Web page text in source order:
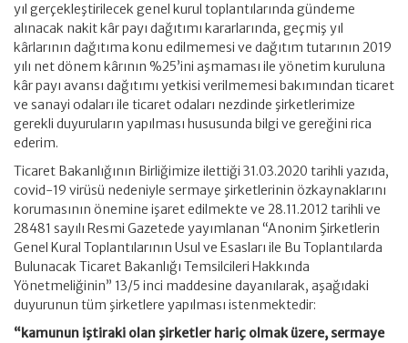
yıl gerçekleştirilecek genel kurul toplantılarında gündeme
alınacak nakit kâr payı dağıtımı kararlarında, geçmiş yıl
kârlarının dağıtıma konu edilmemesi ve dağıtım tutarının 2019
yılı net dönem kârının %25’ini aşmaması ile yönetim kuruluna
kâr payı avansı dağıtımı yetkisi verilmemesi bakımından ticaret
ve sanayi odaları ile ticaret odaları nezdinde şirketlerimize
gerekli duyuruların yapılması hususunda bilgi ve gereğini rica
ederim.
Ticaret Bakanlığının Birliğimize ilettiği 31.03.2020 tarihli yazıda,
covid-19 virüsü nedeniyle sermaye şirketlerinin özkaynaklarını
korumasının önemine işaret edilmekte ve 28.11.2012 tarihli ve
28481 sayılı Resmi Gazetede yayımlanan “Anonim Şirketlerin
Genel Kural Toplantılarının Usul ve Esasları ile Bu Toplantılarda
Bulunacak Ticaret Bakanlığı Temsilcileri Hakkında
Yönetmeliğinin” 13/5 inci maddesine dayanılarak, aşağıdaki
duyurunun tüm şirketlere yapılması istenmektedir:
“kamunun iştiraki olan şirketler hariç olmak üzere, sermaye